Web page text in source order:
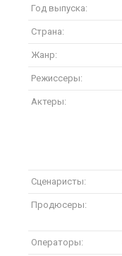
Год выпуска:
Страна:
Жанр:
Режиссеры:
Актеры:
Сценаристы:
Продюсеры:
Операторы: